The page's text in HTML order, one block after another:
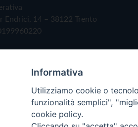
Endrici, 14 – 38122 Trento
Informativa
Utilizziamo cookie o
funzionalità semplici",
cookie policy.